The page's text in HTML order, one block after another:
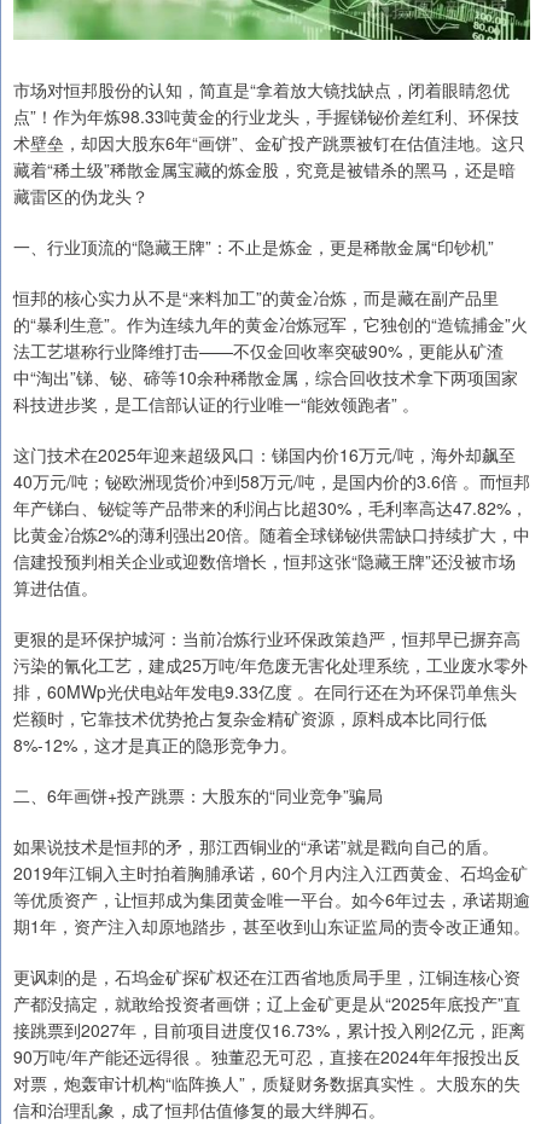
市场对恒邦股份的认知，简直是“拿着放大镜找缺点，闭着眼睛忽优
点”！作为年炼98.33吨黄金的行业龙头，手握锑铋价差红利、环保技
术壁垒，却因大股东6年“画饼”、金矿投产跳票被钉在估值洼地。这只
藏着“稀土级”稀散金属宝藏的炼金股，究竟是被错杀的黑马，还是暗
藏雷区的伪龙头？
一、行业顶流的“隐藏王牌”：不止是炼金，更是稀散金属“印钞机”
恒邦的核心实力从不是“来料加工”的黄金冶炼，而是藏在副产品里
的“暴利生意”。作为连续九年的黄金冶炼冠军，它独创的“造锍捕金”火
法工艺堪称行业降维打击——不仅金回收率突破90%，更能从矿渣
中“淘出”锑、铋、碲等10余种稀散金属，综合回收技术拿下两项国家
科技进步奖，是工信部认证的行业唯一“能效领跑者” 。
这门技术在2025年迎来超级风口：锑国内价16万元/吨，海外却飙至
40万元/吨；铋欧洲现货价冲到58万元/吨，是国内价的3.6倍 。而恒邦
年产锑白、铋锭等产品带来的利润占比超30%，毛利率高达47.82%，
比黄金冶炼2%的薄利强出20倍。随着全球锑铋供需缺口持续扩大，中
信建投预判相关企业或迎数倍增长，恒邦这张“隐藏王牌”还没被市场
算进估值。
更狠的是环保护城河：当前冶炼行业环保政策趋严，恒邦早已摒弃高
污染的氰化工艺，建成25万吨/年危废无害化处理系统，工业废水零外
排，60MWp光伏电站年发电9.33亿度 。在同行还在为环保罚单焦头
烂额时，它靠技术优势抢占复杂金精矿资源，原料成本比同行低
8%-12%，这才是真正的隐形竞争力。
二、6年画饼+投产跳票：大股东的“同业竞争”骗局
如果说技术是恒邦的矛，那江西铜业的“承诺”就是戳向自己的盾。
2019年江铜入主时拍着胸脯承诺，60个月内注入江西黄金、石坞金矿
等优质资产，让恒邦成为集团黄金唯一平台。如今6年过去，承诺期逾
期1年，资产注入却原地踏步，甚至收到山东证监局的责令改正通知。
更讽刺的是，石坞金矿探矿权还在江西省地质局手里，江铜连核心资
产都没搞定，就敢给投资者画饼；辽上金矿更是从“2025年底投产”直
接跳票到2027年，目前项目进度仅16.73%，累计投入刚2亿元，距离
90万吨/年产能还远得很 。独董忍无可忍，直接在2024年年报投出反
对票，炮轰审计机构“临阵换人”，质疑财务数据真实性 。大股东的失
信和治理乱象，成了恒邦估值修复的最大绊脚石。